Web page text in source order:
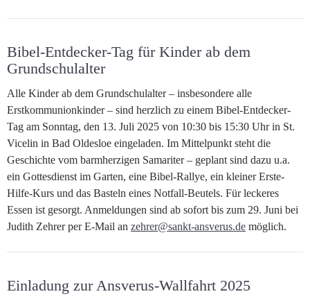
Bibel-Entdecker-Tag für Kinder ab dem
Grundschulalter
Alle Kinder ab dem Grundschulalter – insbesondere alle
Erstkommunionkinder – sind herzlich zu einem Bibel-Entdecker-
Tag am Sonntag, den 13. Juli 2025 von 10:30 bis 15:30 Uhr in St.
Vicelin in Bad Oldesloe eingeladen. Im Mittelpunkt steht die
Geschichte vom barmherzigen Samariter – geplant sind dazu u.a.
ein Gottesdienst im Garten, eine Bibel-Rallye, ein kleiner Erste-
Hilfe-Kurs und das Basteln eines Notfall-Beutels. Für leckeres
Essen ist gesorgt. Anmeldungen sind ab sofort bis zum 29. Juni bei
Judith Zehrer per E-Mail an zehrer@sankt-ansverus.de möglich.
Einladung zur Ansverus-Wallfahrt 2025